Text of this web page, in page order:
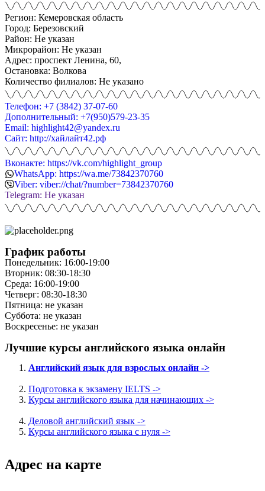
Регион: Кемеровская область
Город: Березовский
Район: Не указан
Микрорайон: Не указан
Адрес: проспект Ленина, 60,
Остановка: Волкова
Количество филиалов: Не указано
Телефон: +7 (3842) 37-07-60
Дополнительный: +7(950)579-23-35
Email: highlight42@yandex.ru
Сайт: http://хайлайт42.рф
Вконакте: https://vk.com/highlight_group
WhatsApp: https://wa.me/73842370760
Viber: viber://chat/?number=73842370760
Telegram: Не указан
График работы
Понедельник: 16:00-19:00
Вторник: 08:30-18:30
Среда: 16:00-19:00
Четверг: 08:30-18:30
Пятница: не указан
Суббота: не указан
Воскресенье: не указан
Лучшие курсы английского языка онлайн
Английский язык для взрослых онлайн ->
Подготовка к экзамену IELTS ->
Курсы английского языка для начинающих ->
Деловой английский язык ->
Курсы английского языка с нуля ->
Адрес на карте